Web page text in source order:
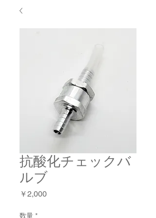
抗酸化チェックバ
ルブ
￥2,000価
数量 *